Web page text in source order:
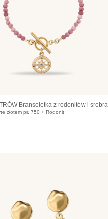
Bransoletka z rodonitów i srebra
złotem pr. 750 + Rodonit